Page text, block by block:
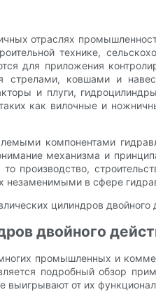
отраслях
технике,
для приложения
стрелами, ковшами и
и плуги,
как вилочные и
компонентами
механизма и
незаменимыми в сфере
двойного
промышленных и
подробный обзор
выигрывают от их